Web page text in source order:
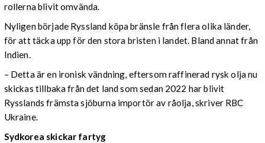
rollerna blivit omvända.
Nyligen började Ryssland köpa bränsle från flera olika länder,
för att täcka upp för den stora bristen i landet. Bland annat från
Indien.
– Detta är en ironisk vändning, eftersom raffinerad rysk olja nu
skickas tillbaka från det land som sedan 2022 har blivit
Rysslands främsta sjöburna importör av råolja, skriver RBC
Ukraine.
Sydkorea skickar fartyg